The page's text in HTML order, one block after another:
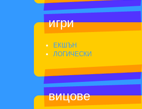
игри
ЕКШЪН
ЛОГИЧЕСКИ
вицове